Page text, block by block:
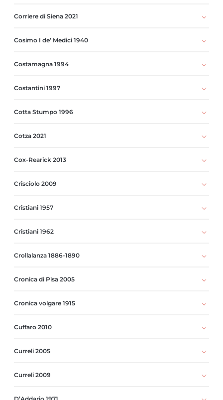
Corriere di Siena 2021
Cosimo I de’ Medici 1940
Costamagna 1994
Costantini 1997
Cotta Stumpo 1996
Cotza 2021
Cox-Rearick 2013
Crisciolo 2009
Cristiani 1957
Cristiani 1962
Crollalanza 1886-1890
Cronica di Pisa 2005
Cronica volgare 1915
Cuffaro 2010
Curreli 2005
Curreli 2009